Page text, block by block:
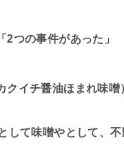
つの事件があった」
クイチ醤油ほまれ味噌
して味噌やとして、不